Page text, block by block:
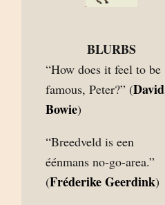
BLURBS
“How does it feel to be
famous, Peter?” (David
Bowie)
“Breedveld is een
éénmans no-go-area.”
(Fréderike Geerdink)